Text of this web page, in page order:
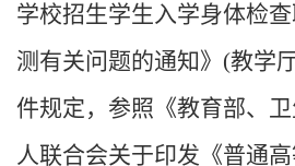
学校招生学生入学身体检
测有关问题的通知》 (教学
件规定，参照《教育部、
人联合会关于印发《普通